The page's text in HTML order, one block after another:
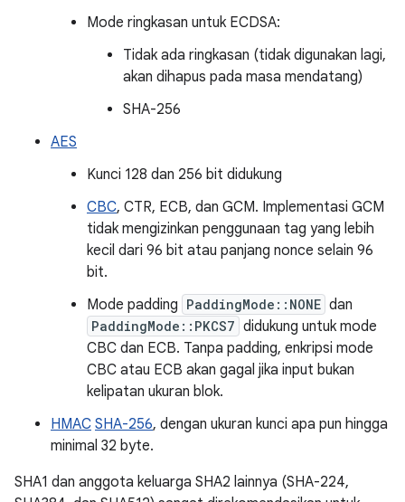
Mode ringkasan untuk ECDSA:
Tidak ada ringkasan (tidak digunakan lagi,
akan dihapus pada masa mendatang)
SHA-256
AES
Kunci 128 dan 256 bit didukung
CBC, CTR, ECB, dan GCM. Implementasi GCM
tidak mengizinkan penggunaan tag yang lebih
kecil dari 96 bit atau panjang nonce selain 96
bit.
Mode padding PaddingMode::NONE dan
PaddingMode::PKCS7 didukung untuk mode
CBC dan ECB. Tanpa padding, enkripsi mode
CBC atau ECB akan gagal jika input bukan
kelipatan ukuran blok.
HMAC SHA-256, dengan ukuran kunci apa pun hingga
minimal 32 byte.
SHA1 dan anggota keluarga SHA2 lainnya (SHA-224,